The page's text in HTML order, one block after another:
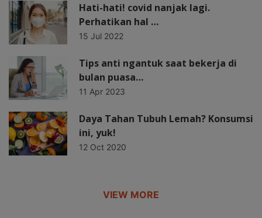
Hati-hati! covid nanjak lagi.
Perhatikan hal …
15 Jul 2022
Tips anti ngantuk saat bekerja di
bulan puasa…
11 Apr 2023
Daya Tahan Tubuh Lemah? Konsumsi
ini, yuk!
12 Oct 2020
VIEW MORE